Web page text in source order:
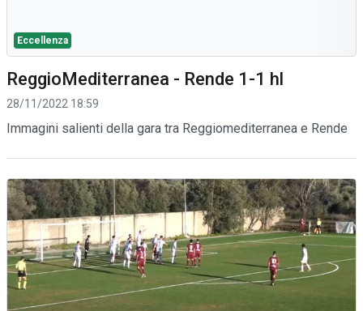
Eccellenza
ReggioMediterranea - Rende 1-1 hl
28/11/2022 18:59
Immagini salienti della gara tra Reggiomediterranea e Rende